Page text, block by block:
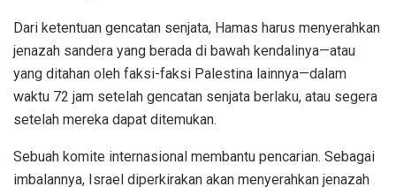
Dari ketentuan gencatan senjata, Hamas harus menyerahkan
jenazah sandera yang berada di bawah kendalinya—atau
yang ditahan oleh faksi-faksi Palestina lainnya—dalam
waktu 72 jam setelah gencatan senjata berlaku, atau segera
setelah mereka dapat ditemukan.
Sebuah komite internasional membantu pencarian. Sebagai
imbalannya, Israel diperkirakan akan menyerahkan jenazah